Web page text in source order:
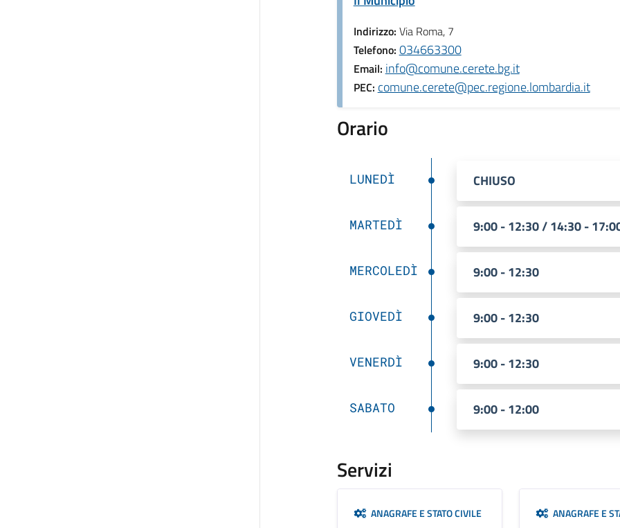
Indirizzo: Via Roma, 7
Telefono: 034663300
Email: info@comune.cerete.bg.it
PEC: comune.cerete@pec.regione.lombardia.it
Orario
LUNEDÌ CHIUSO
MARTEDÌ 9:00 - 12:30 / 14:30 -
MERCOLEDÌ 9:00 - 12:30
GIOVEDÌ 9:00 - 12:30
VENERDÌ 9:00 - 12:30
SABATO 9:00 - 12:00
Servizi
ANAGRAFE E STATO CIVILE ANAGRAFE E